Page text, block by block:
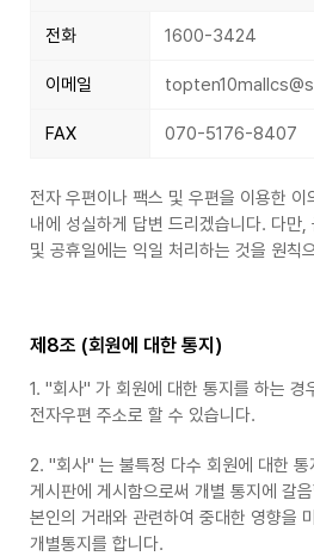
전화 1600-3424
이메일
FAX 070-5176-8407
전자 우편이나 팩스 및 우편을 이용한
내에 성실하게 답변 드리겠습니다. 다만
및 공휴일에는 익일 처리하는 것을 원칙
제8조 (회원에 대한 통지)
1. "회사" 가 회원에 대한 통지를 하는
전자우편 주소로 할 수 있습니다.
2. "회사" 는 불특정 다수 회원에 대한
게시판에 게시함으로써 개별 통지에 갈
본인의 거래와 관련하여 중대한 영향을
개별통지를 합니다.